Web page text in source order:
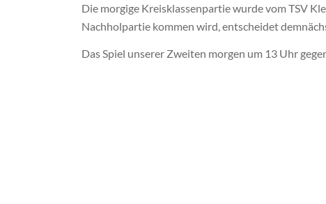
Die morgige Kreisklassenpartie wurde vom TSV
Nachholpartie kommen wird, entscheidet
Das Spiel unserer Zweiten morgen um 13 Uhr